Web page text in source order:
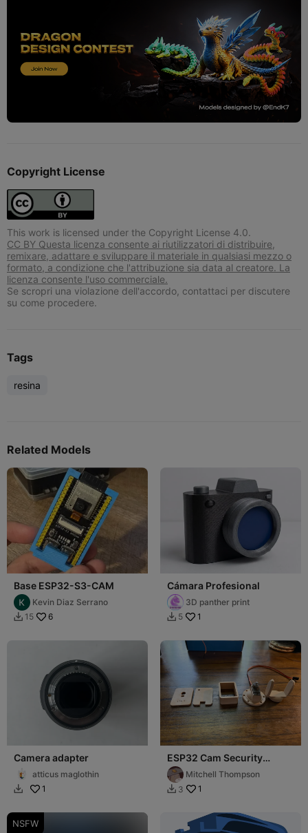
Copyright License
This work is licensed under the Copyright License 4.0.
CC BY Questa licenza consente ai riutilizzatori di distribuire,
remixare, adattare e sviluppare il materiale in qualsiasi mezzo o
formato, a condizione che l'attribuzione sia data al creatore. La
licenza consente l'uso commerciale.
Se scropri una violazione dell'accordo, contattaci per discutere
su come procedere.
Tags
resina
Related Models
Base ESP32-S3-CAM
Kevin Diaz Serrano
 15 6
Cámara Profesional
3D panther print
 5 1
Camera adapter
atticus maglothin
 1
ESP32 Cam Security
camera, Single Servo
Mitchell Thompson
 3 1
NSFW